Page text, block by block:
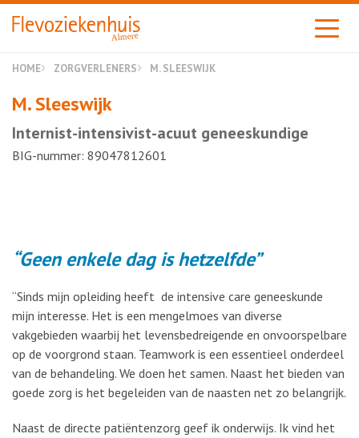
Almere
HOME ZORGVERLENERS M. SLEESWIJK
M. Sleeswijk
Internist-intensivist-acuut geneeskundige
BIG-nummer: 89047812601
Geen enkele dag is hetzelfde
“Sinds mijn opleiding heeft de intensive care geneeskunde
mijn interesse. Het is een mengelmoes van diverse
vakgebieden waarbij het levensbedreigende en onvoorspelbare
op de voorgrond staan. Teamwork is een essentieel onderdeel
van de behandeling. We doen het samen. Naast het bieden van
goede zorg is het begeleiden van de naasten net zo belangrijk.
Naast de directe patiëntenzorg geef ik onderwijs. Ik vind het